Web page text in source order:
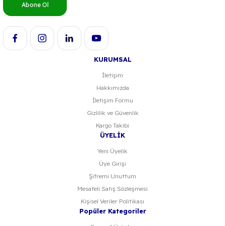
Ürün fiyatı diğer sitelerden daha pahalı.
Gönder
Abone Ol
KURUMSAL
İletişim
Hakkımızda
İletişim Formu
Gizlilik ve Güvenlik
Kargo Takibi
ÜYELİK
Yeni Üyelik
Üye Girişi
Şifremi Unuttum
Mesafeli Satış Sözleşmesi
Kişisel Veriler Politikası
Popüler Kategoriler